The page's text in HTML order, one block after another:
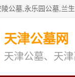
天津公墓网